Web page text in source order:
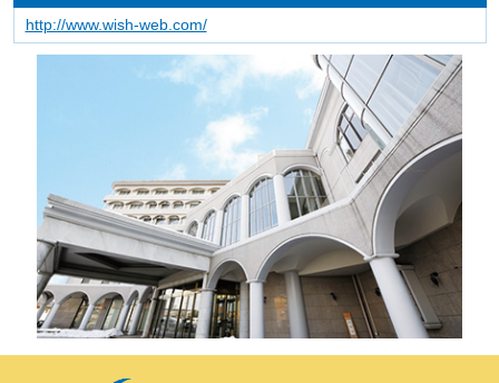
http://www.wish-web.com/